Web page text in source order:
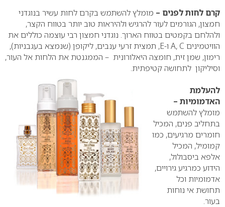
קרם לחות לפנים – מומלץ להשתמש בקרם לחות עשיר בנוגדני
חמצון, הגורמים לעור להרגיש ולהיראות טוב יותר בטווח הקצר,
ולהלחם בקמטים בטווח הארוך. נוגדני חמצון רבי עוצמה כוללים את
הוויטמינים A, C ו-E, תמצית זרעי ענבים, ליקופן (שנמצא בעגבניות),
רימון, שמן זית, חומצה היאלורונית – הממגנטת את הלחות אל העור,
וסיליקון לתחושה קטיפתית.
להעלמת
האדמומיות –
מומלץ להשתמש
בתחליב פנים, המכיל
חומרים מרגיעים, כמו
קמומיל, המכיל
אלפא ביסבולול,
הידוע כמרגיע גירויים,
אדמומיות וכל
תחושת אי נוחות
בעור.